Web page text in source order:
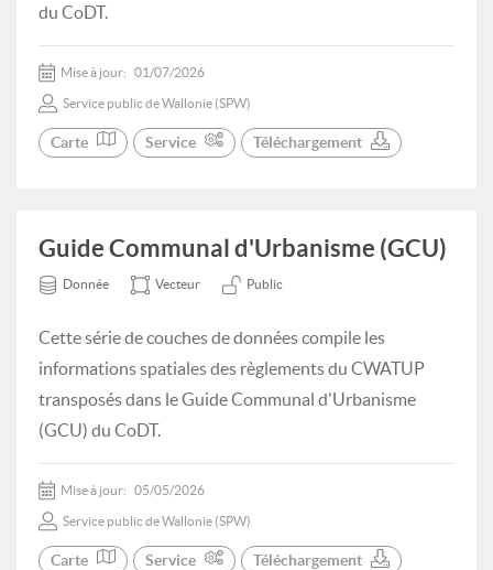
du CoDT.
Mise à jour: 01/07/2026
Service public de Wallonie (SPW)
Carte Service Téléchargement
Guide Communal d'Urbanisme (GCU)
Donnée Vecteur Public
Cette série de couches de données compile les
informations spatiales des règlements du CWATUP
transposés dans le Guide Communal d'Urbanisme
(GCU) du CoDT.
Mise à jour: 05/05/2026
Service public de Wallonie (SPW)
Carte Service Téléchargement